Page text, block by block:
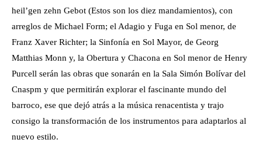
heil’gen zehn Gebot (Estos son los diez mandamientos), con
arreglos de Michael Form; el Adagio y Fuga en Sol menor, de
Franz Xaver Richter; la Sinfonía en Sol Mayor, de Georg
Matthias Monn y, la Obertura y Chacona en Sol menor de Henry
Purcell serán las obras que sonarán en la Sala Simón Bolívar del
Cnaspm y que permitirán explorar el fascinante mundo del
barroco, ese que dejó atrás a la música renacentista y trajo
consigo la transformación de los instrumentos para adaptarlos al
nuevo estilo.